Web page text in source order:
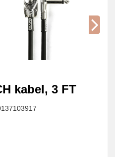
kabel, 3 FT